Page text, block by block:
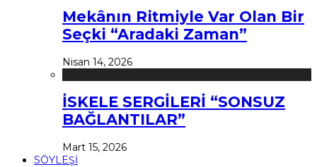
Mekânın Ritmiyle Var Olan Bir
Seçki “Aradaki Zaman”
Nisan 14, 2026
İSKELE SERGİLERİ “SONSUZ
BAĞLANTILAR”
Mart 15, 2026
SÖYLEŞİ